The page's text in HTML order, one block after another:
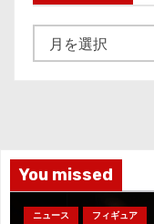
ー
You missed
ニュース フィギュア